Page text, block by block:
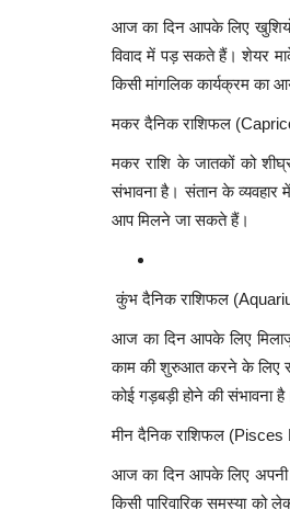
आज का दिन आपके लिए खुशियों
विवाद में पड़ सकते हैं। शेयर
किसी मांगलिक कार्यक्रम का
मकर दैनिक राशिफल
मकर राशि के जातकों को
संभावना है। संतान के
आप मिलने जा सकते हैं।
कुंभ दैनिक राशिफल
आज का दिन आपके लिए
काम की शुरुआत करने के लिए
कोई गड़बड़ी होने की संभावना
मीन दैनिक राशिफल
आज का दिन आपके लिए
किसी पारिवारिक समस्या को